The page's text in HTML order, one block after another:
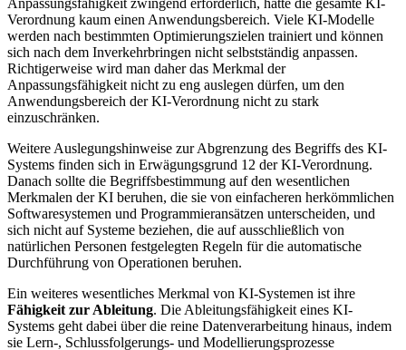
Anpassungsfähigkeit zwingend erforderlich, hätte die gesamte KI-
Verordnung kaum einen Anwendungsbereich. Viele KI-Modelle
werden nach bestimmten Optimierungszielen trainiert und können
sich nach dem Inverkehrbringen nicht selbstständig anpassen.
Richtigerweise wird man daher das Merkmal der
Anpassungsfähigkeit nicht zu eng auslegen dürfen, um den
Anwendungsbereich der KI-Verordnung nicht zu stark
einzuschränken.
Weitere Auslegungshinweise zur Abgrenzung des Begriffs des KI-
Systems finden sich in Erwägungsgrund 12 der KI-Verordnung.
Danach sollte die Begriffsbestimmung auf den wesentlichen
Merkmalen der KI beruhen, die sie von einfacheren herkömmlichen
Softwaresystemen und Programmieransätzen unterscheiden, und
sich nicht auf Systeme beziehen, die auf ausschließlich von
natürlichen Personen festgelegten Regeln für die automatische
Durchführung von Operationen beruhen.
Ein weiteres wesentliches Merkmal von KI-Systemen ist ihre
Fähigkeit zur Ableitung. Die Ableitungsfähigkeit eines KI-
Systems geht dabei über die reine Datenverarbeitung hinaus, indem
sie Lern-, Schlussfolgerungs- und Modellierungsprozesse